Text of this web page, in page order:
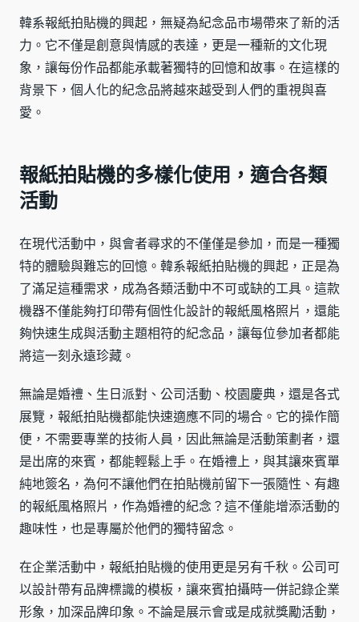
韓系報紙拍貼機的興起，無疑為紀念品市場帶來了新的活
力。它不僅是創意與情感的表達，更是一種新的文化現
象，讓每份作品都能承載著獨特的回憶和故事。在這樣的
背景下，個人化的紀念品將越來越受到人們的重視與喜
愛。
報紙拍貼機的多樣化使用，適合各類
活動
在現代活動中，與會者尋求的不僅僅是參加，而是一種獨
特的體驗與難忘的回憶。韓系報紙拍貼機的興起，正是為
了滿足這種需求，成為各類活動中不可或缺的工具。這款
機器不僅能夠打印帶有個性化設計的報紙風格照片，還能
夠快速生成與活動主題相符的紀念品，讓每位參加者都能
將這一刻永遠珍藏。
無論是婚禮、生日派對、公司活動、校園慶典，還是各式
展覽，報紙拍貼機都能快速適應不同的場合。它的操作簡
便，不需要專業的技術人員，因此無論是活動策劃者，還
是出席的來賓，都能輕鬆上手。在婚禮上，與其讓來賓單
純地簽名，為何不讓他們在拍貼機前留下一張隨性、有趣
的報紙風格照片，作為婚禮的紀念？這不僅能增添活動的
趣味性，也是專屬於他們的獨特留念。
在企業活動中，報紙拍貼機的使用更是另有千秋。公司可
以設計帶有品牌標識的模板，讓來賓拍攝時一併記錄企業
形象，加深品牌印象。不論是展示會或是成就獎勵活動，